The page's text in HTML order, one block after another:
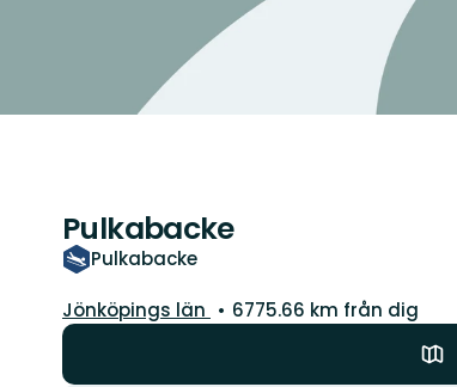
Pulkabacke
Pulkabacke
Län:
Jönköpings län
6775.66 km från dig